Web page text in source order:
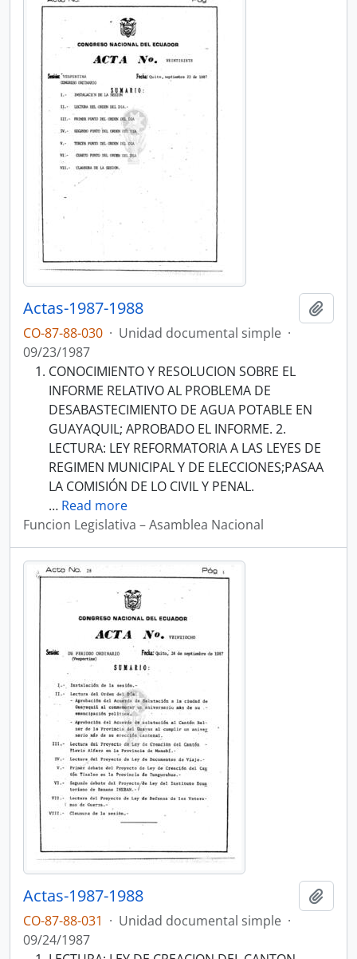
Actas-1987-1988
CO-87-88-030 · Unidad documental simple ·
09/23/1987
CONOCIMIENTO Y RESOLUCION SOBRE EL
INFORME RELATIVO AL PROBLEMA DE
DESABASTECIMIENTO DE AGUA POTABLE EN
GUAYAQUIL; APROBADO EL INFORME. 2.
LECTURA: LEY REFORMATORIA A LAS LEYES DE
REGIMEN MUNICIPAL Y DE ELECCIONES;PASAA
LA COMISIÓN DE LO CIVIL Y PENAL.
… Read more
Funcion Legislativa – Asamblea Nacional
Actas-1987-1988
CO-87-88-031 · Unidad documental simple ·
09/24/1987